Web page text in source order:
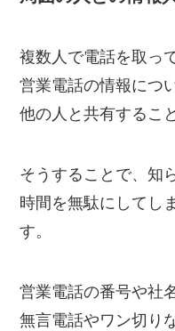
複数人で電話を取っ
営業電話の情報につ
他の人と共有するこ
そうすることで、知
時間を無駄にしてし
す。
営業電話の番号や社名
無言電話やワン切り